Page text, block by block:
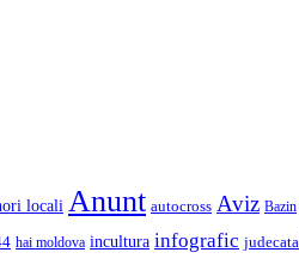
locali Anunt autocross Aviz Bazin
hai moldova incultura infografic judecata